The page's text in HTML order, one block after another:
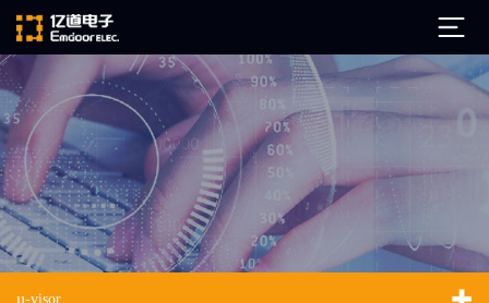
公司简介
发展历程
企业文化
ARM
Altium
Ansys
µ-visor